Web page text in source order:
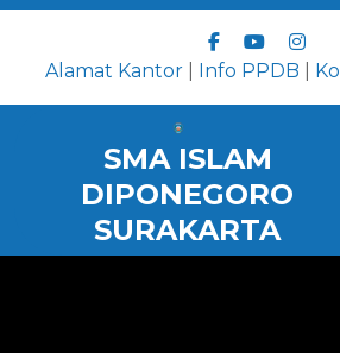
Skip
contentAlamat Kantor Info PPDB
SMA ISLAM
DIPONEGORO
SURAKARTA